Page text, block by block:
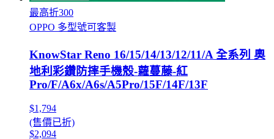
最高折300
OPPO 多型號可客製
KnowStar Reno 16/15/14/13/12/11/A 全系列 奧
地利彩鑽防摔手機殼-蘿蔓藤-紅
Pro/F/A6x/A6s/A5Pro/15F/14F/13F
$1,794
(售價已折)
$2,094